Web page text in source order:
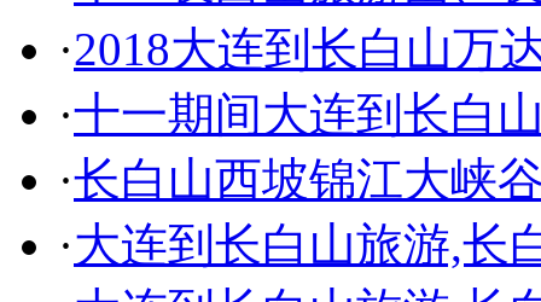
·2018大连到长白山万
·十一期间大连到长白
·长白山西坡锦江大峡
·大连到长白山旅游,长